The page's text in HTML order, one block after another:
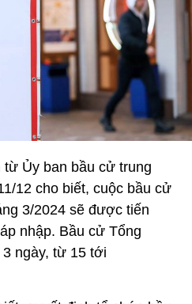
từ Ủy ban bầu cử trung
12 cho biết, cuộc bầu cử
3/2024 sẽ được tiến
nhập. Bầu cử Tổng
ngày, từ 15 tới